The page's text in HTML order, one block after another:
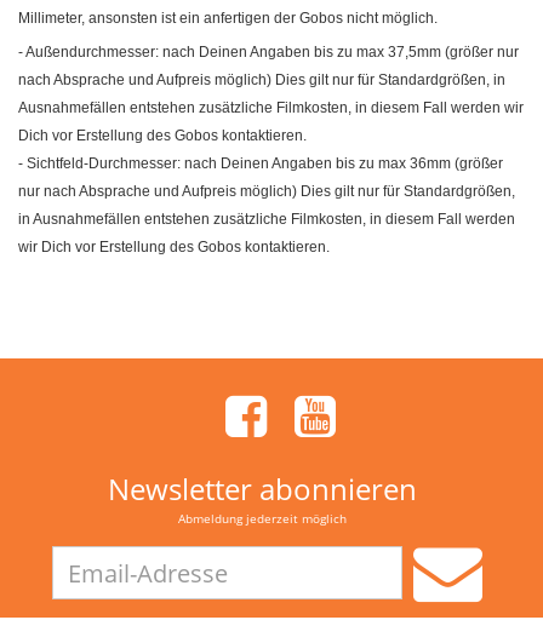
Millimeter, ansonsten ist ein anfertigen der Gobos nicht möglich.
- Außendurchmesser: nach Deinen Angaben bis zu max 37,5mm (größer nur
nach Absprache und Aufpreis möglich) Dies gilt nur für Standardgrößen, in
Ausnahmefällen entstehen zusätzliche Filmkosten, in diesem Fall werden wir
Dich vor Erstellung des Gobos kontaktieren.
- Sichtfeld-Durchmesser: nach Deinen Angaben bis zu max 36mm (größer
nur nach Absprache und Aufpreis möglich) Dies gilt nur für Standardgrößen,
in Ausnahmefällen entstehen zusätzliche Filmkosten, in diesem Fall werden
wir Dich vor Erstellung des Gobos kontaktieren.
Newsletter abonnieren
Abmeldung jederzeit möglich
Adresse